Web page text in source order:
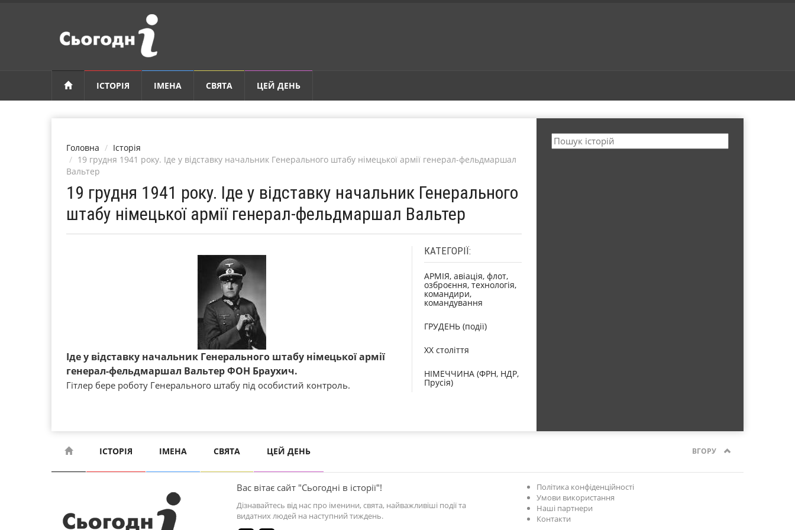
ІСТОРІЯ ІМЕНА СВЯТА ЦЕЙ ДЕНЬ
Головна
Історія
19 грудня 1941 року. Іде у відставку начальник Генерального штабу німецької армії генерал-фельдмаршал
Вальтер
19 грудня 1941 року. Іде у відставку начальник Генерального
штабу німецької армії генерал-фельдмаршал Вальтер
Іде у відставку начальник Генерального штабу німецької армії
генерал-фельдмаршал Вальтер ФОН Браухич.
Гітлер бере роботу Генерального штабу під особистий контроль.
КАТЕГОРІЇ:
АРМІЯ, авіація, флот,
озброєння, технологія,
командири,
командування
ГРУДЕНЬ (події)
XX століття
НІМЕЧЧИНА (ФРН, НДР,
Прусія)
ІСТОРІЯ ІМЕНА СВЯТА ЦЕЙ ДЕНЬ ВГОРУ
Вас вітає сайт "Сьогодні в історії"!
Дізнавайтесь від нас про іменини, свята, найважливіші події та
видатних людей на наступний тиждень.
Політика конфіденційності
Умови використання
Наші партнери
Контакти